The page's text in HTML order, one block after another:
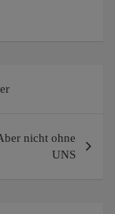
nicht ohne
UNS